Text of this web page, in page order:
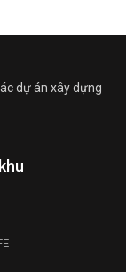
dự án xây dựng